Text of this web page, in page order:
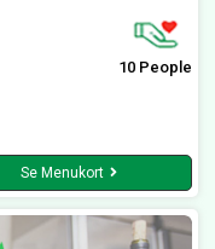
10 People
Se Menukort